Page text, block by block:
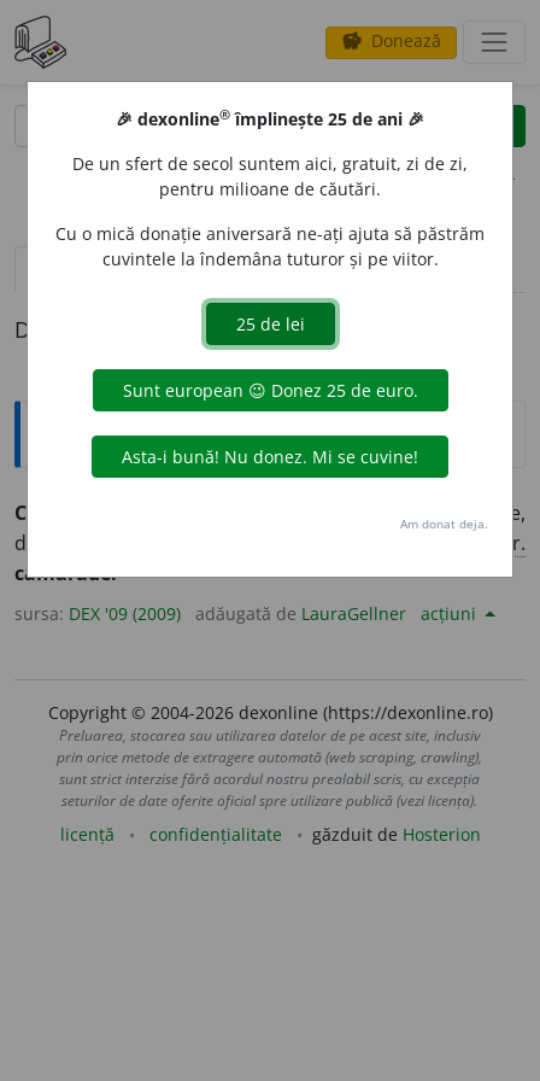
savings Donează
clear
opțiuni
definiții (1) pronunțievolume_up (3)
Definiția cu ID-ul 840618:
Explicative DEX
CAMAR
Tovarăș de arme,
de clasă, de studii; coleg;
fr.
camarade.
sursa: DEX '09 (2009) adăugată de LauraGellner acțiuni
Copyright © 2004-2026 dexonline (https://dexonline.ro)
Preluarea, stocarea sau utilizarea datelor de pe acest site, inclusiv
prin orice metode de extragere automată (web scraping, crawling),
sunt strict interzise fără acordul nostru prealabil scris, cu excepția
seturilor de date oferite oficial spre utilizare publică (vezi licența).
licență confidențialitate găzduit de Hosterion
🎉 dexonline® împlinește 25 de ani 🎉
De un sfert de secol suntem aici, gratuit, zi de zi,
pentru milioane de căutări.
Cu o mică donație aniversară ne-ați ajuta să păstrăm
cuvintele la îndemâna tuturor și pe viitor.
Am donat deja.